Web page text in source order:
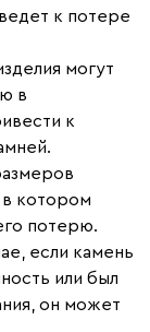
к потере
могут
в
к
в котором
потерю.
если камень
или был
он может